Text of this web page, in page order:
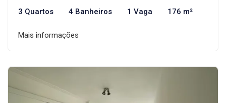
3 Quartos 4 Banheiros 1 Vaga 176 m²
Mais informações